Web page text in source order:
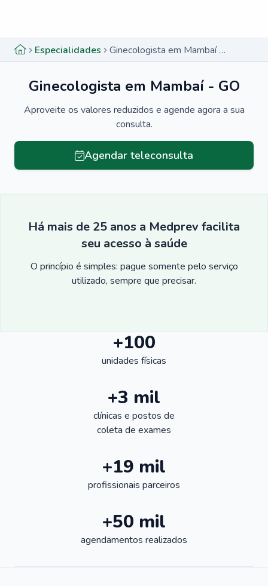
Especialidades Ginecologista em Mambaí - GO
Ginecologista em Mambaí - GO
Aproveite os valores reduzidos e agende agora a sua
consulta.
Agendar teleconsulta
Há mais de 25 anos a Medprev facilita
seu acesso à saúde
O princípio é simples: pague somente pelo serviço
utilizado, sempre que precisar.
+100
unidades físicas
+3 mil
clínicas e postos de
coleta de exames
+19 mil
profissionais parceiros
+50 mil
agendamentos realizados